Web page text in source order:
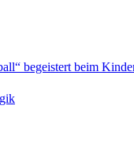
begeistert beim